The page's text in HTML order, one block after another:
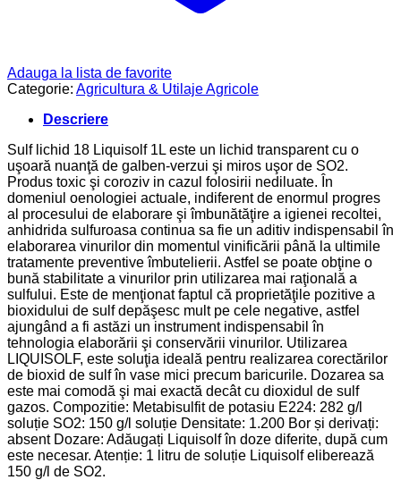
Adauga la lista de favorite
Categorie: Agricultura & Utilaje Agricole
Descriere
Sulf lichid 18 Liquisolf 1L este un lichid transparent cu o
uşoară nuanţă de galben-verzui şi miros uşor de SO2.
Produs toxic şi coroziv in cazul folosirii nediluate. În
domeniul oenologiei actuale, indiferent de enormul progres
al procesului de elaborare şi îmbunătăţire a igienei recoltei,
anhidrida sulfuroasa continua sa fie un aditiv indispensabil în
elaborarea vinurilor din momentul vinificării până la ultimile
tratamente preventive îmbutelierii. Astfel se poate obţine o
bună stabilitate a vinurilor prin utilizarea mai raţională a
sulfului. Este de menţionat faptul că proprietăţile pozitive a
bioxidului de sulf depăşesc mult pe cele negative, astfel
ajungând a fi astăzi un instrument indispensabil în
tehnologia elaborării şi conservării vinurilor. Utilizarea
LIQUISOLF, este soluţia ideală pentru realizarea corectărilor
de bioxid de sulf în vase mici precum baricurile. Dozarea sa
este mai comodă şi mai exactă decât cu dioxidul de sulf
gazos. Compozitie: Metabisulfit de potasiu E224: 282 g/l
soluție SO2: 150 g/l soluție Densitate: 1.200 Bor și derivați:
absent Dozare: Adăugați Liquisolf în doze diferite, după cum
este necesar. Atenție: 1 litru de soluție Liquisolf eliberează
150 g/l de SO2.